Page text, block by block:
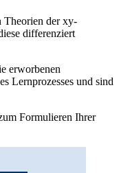
Theorien der xy-
differenziert
erworbenen
Lernprozesses und sind
Formulieren Ihrer